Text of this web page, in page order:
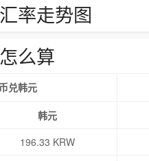
率走势图
么算
兑韩元
韩元
196.33 KRW